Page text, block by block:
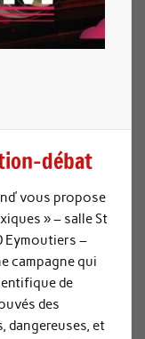
débat
vous propose
» – salle St
Eymoutiers –
campagne qui
de
des
dangereuses, et